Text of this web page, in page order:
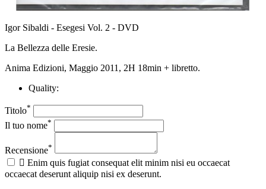
Igor Sibaldi - Esegesi Vol. 2 - DVD
La Bellezza delle Eresie.
Anima Edizioni, Maggio 2011, 2H 18min + libretto.
Quality:
Titolo*
Il tuo nome*
Recensione*
 Enim quis fugiat consequat elit minim nisi eu occaecat
occaecat deserunt aliquip nisi ex deserunt.